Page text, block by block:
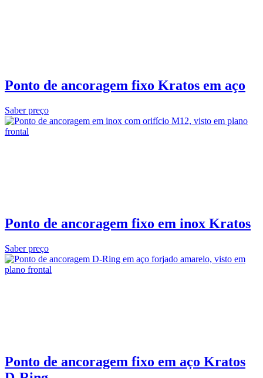
Ponto de ancoragem fixo Kratos em aço
Saber preço
Ponto de ancoragem fixo em inox Kratos
Saber preço
Ponto de ancoragem fixo em aço Kratos